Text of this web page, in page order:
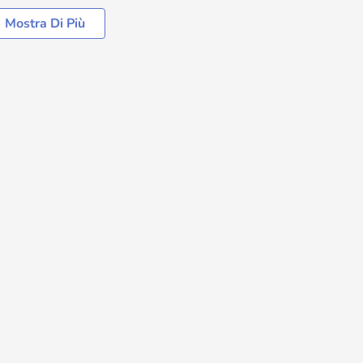
Mostra Di Più